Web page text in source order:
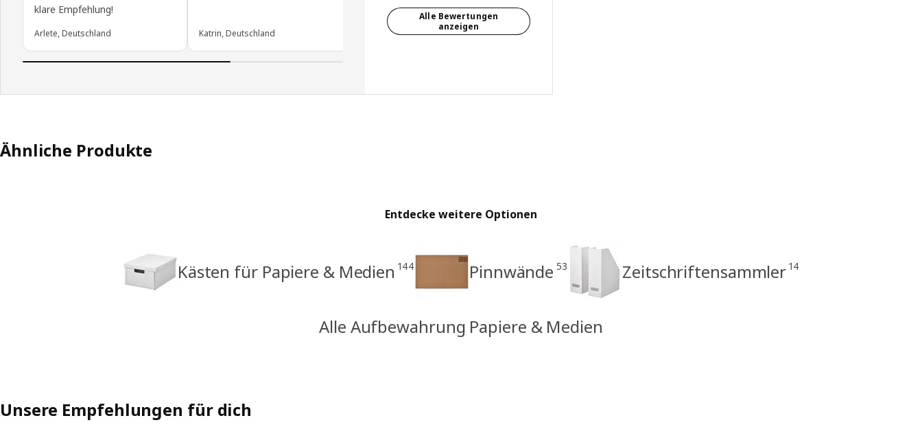
klare Empfehlung!
Arlete, Deutschland Katrin, Deutschland Andrea, Deutschland
Alle Bewertungen
anzeigen
Ähnliche Produkte
Entdecke weitere Optionen
Kästen für Papiere & Medien 144 Pinnwände 53 Zeitschriftensammler 14
Alle Aufbewahrung Papiere & Medien
Unsere Empfehlungen für dich